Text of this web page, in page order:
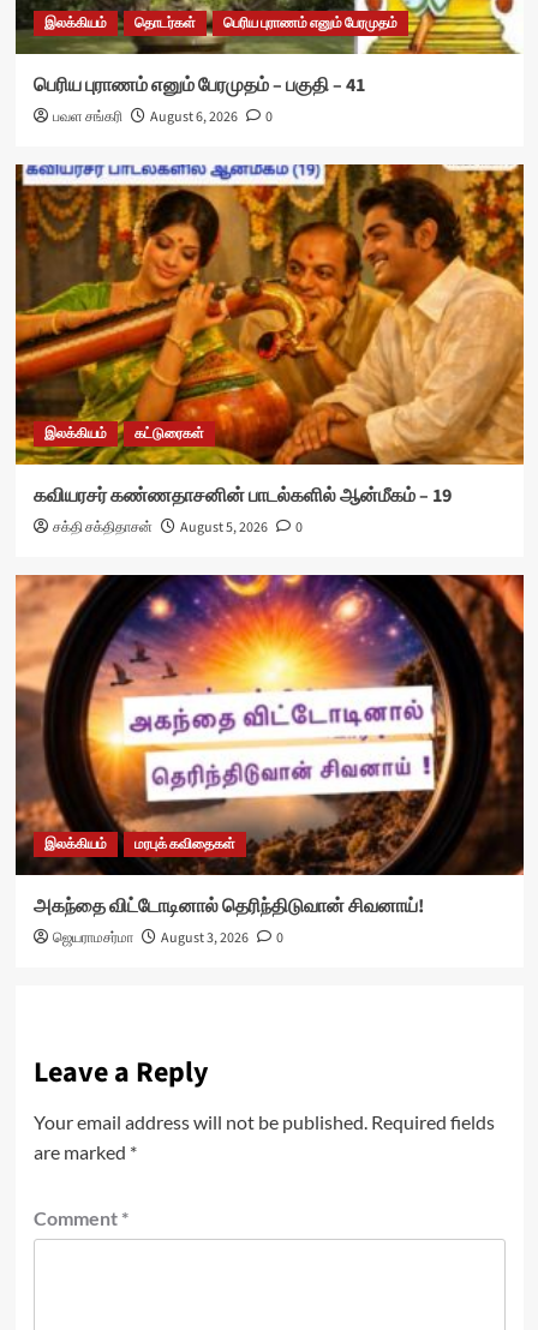
இலக்கியம் தொடர்கள் பெரிய புராணம் எனும் பேரமுதம்
பெரிய புராணம் எனும் பேரமுதம் – பகுதி – 41
பவள சங்கரி August 6, 2026 0
இலக்கியம் கட்டுரைகள்
கவியரசர் கண்ணதாசனின் பாடல்களில் ஆன்மீகம் – 19
சக்தி சக்திதாசன் August 5, 2026 0
இலக்கியம் மரபுக் கவிதைகள்
அகந்தை விட்டோடினால் தெரிந்திடுவான் சிவனாய்!
ஜெயராமசர்மா August 3, 2026 0
Leave a Reply
Your email address will not be published. Required fields
are marked *
Comment *